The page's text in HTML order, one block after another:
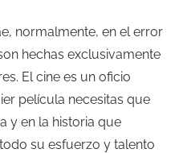
normalmente, en el error
hechas exclusivamente
El cine es un oficio
película necesitas que
y en la historia que
su esfuerzo y talento